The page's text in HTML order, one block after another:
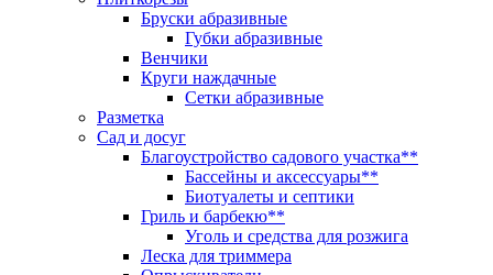
Бруски абразивные
Губки абразивные
Венчики
Круги наждачные
Сетки абразивные
Разметка
Сад и досуг
Благоустройство садового участка**
Бассейны и аксессуары**
Биотуалеты и септики
Гриль и барбекю**
Уголь и средства для розжига
Леска для триммера